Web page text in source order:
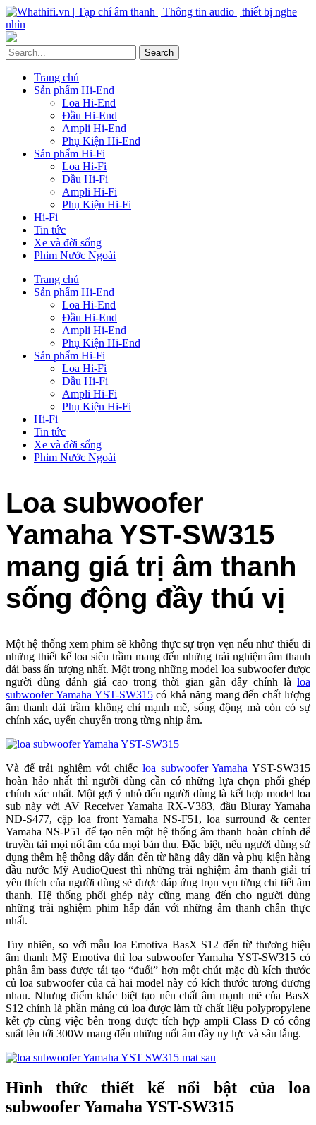
Trang chủ
Sản phẩm Hi-End
Loa Hi-End
Đầu Hi-End
Ampli Hi-End
Phụ Kiện Hi-End
Sản phẩm Hi-Fi
Loa Hi-Fi
Đầu Hi-Fi
Ampli Hi-Fi
Phụ Kiện Hi-Fi
Hi-Fi
Tin tức
Xe và đời sống
Phim Nước Ngoài
Trang chủ
Sản phẩm Hi-End
Loa Hi-End
Đầu Hi-End
Ampli Hi-End
Phụ Kiện Hi-End
Sản phẩm Hi-Fi
Loa Hi-Fi
Đầu Hi-Fi
Ampli Hi-Fi
Phụ Kiện Hi-Fi
Hi-Fi
Tin tức
Xe và đời sống
Phim Nước Ngoài
Loa subwoofer
Yamaha YST-SW315
mang giá trị âm thanh
sống động đầy thú vị
Một hệ thống xem phim sẽ không thực sự trọn vẹn nếu như thiếu đi
những thiết kế loa siêu trầm mang đến những trải nghiệm âm thanh
dải bass ấn tượng nhất. Một trong những model loa subwoofer được
người dùng đánh giá cao trong thời gian gần đây chính là loa
subwoofer Yamaha YST-SW315có khả năng mang đến chất lượng
âm thanh dải trầm không chỉ mạnh mẽ, sống động mà còn có sự
chính xác, uyển chuyển trong từng nhịp âm.
Và để trải nghiệm với chiếc loa subwoofer Yamaha YST-SW315
hoàn hảo nhất thì người dùng cần có những lựa chọn phối ghép
chính xác nhất. Một gợi ý nhỏ đến người dùng là kết hợp model loa
sub này với AV Receiver Yamaha RX-V383, đầu Bluray Yamaha
ND-S477, cặp loa front Yamaha NS-F51, loa surround & center
Yamaha NS-P51 để tạo nên một hệ thống âm thanh hoàn chỉnh để
truyền tải mọi nốt âm của mọi bản thu. Đặc biệt, nếu người dùng sử
dụng thêm hệ thống dây dẫn đến từ hãng dây dãn và phụ kiện hàng
đầu nước Mỹ AudioQuest thì những trải nghiệm âm thanh giải trí
yêu thích của người dùng sẽ được đáp ứng trọn vẹn từng chi tiết âm
thanh. Hệ thống phối ghép này cũng mang đến cho người dùng
những trải nghiệm phim hấp dẫn với những âm thanh chân thực
nhất.
Tuy nhiên, so với mẫu loa Emotiva BasX S12 đến từ thương hiệu
âm thanh Mỹ Emotiva thì loa subwoofer Yamaha YST-SW315 có
phần âm bass được tái tạo “đuối” hơn một chút mặc dù kích thước
củ loa subwoofer của cả hai model này có kích thước tương đương
nhau. Nhưng điểm khác biệt tạo nên chất âm mạnh mẽ của BasX
S12 chính là phần màng củ loa được làm từ chất liệu polypropylene
kết ợp cùng việc bên trong được tích hợp ampli Class D có công
suất lên tới 300W mang đến những nốt âm đầy uy lực và sâu lắng.
Hình thức thiết kế nổi bật của loa
subwoofer Yamaha YST-SW315